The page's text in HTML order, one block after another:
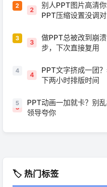
2
别人PPT图片高清
PPT压缩设置没调对
3
做PPT总被改到崩
步，下次直接复用
4
PPT文字挤成一团
下两小时排版时间
5
PPT动画一加就卡？别
领导夸你
🏷️ 热门标签